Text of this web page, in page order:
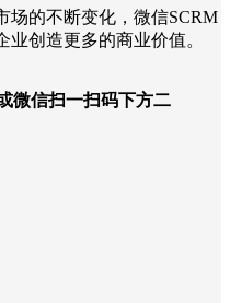
场的不断变化，微信SCRM
创造更多的商业价值。
微信扫一扫码下方二